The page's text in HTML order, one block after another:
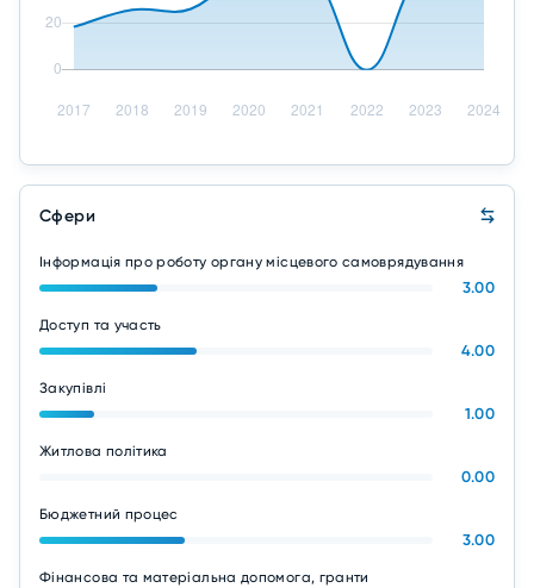
Сфери
Інформація про роботу органу місцевого самоврядування
3.00
Доступ та участь
4.00
Закупівлі
1.00
Житлова політика
0.00
Бюджетний процес
3.00
Фінансова та матеріальна допомога, гранти